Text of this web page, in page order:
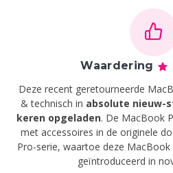
Waardering
Deze recent geretourneerde
& technisch in absolute nieuw-
keren opgeladen. De MacBook
met accessoires in de originele
Pro-serie, waartoe deze
geïntroduceerd in